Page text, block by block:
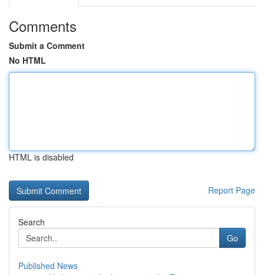
Comments
Submit a Comment
No HTML
HTML is disabled
Report Page
Search
Go
Published News